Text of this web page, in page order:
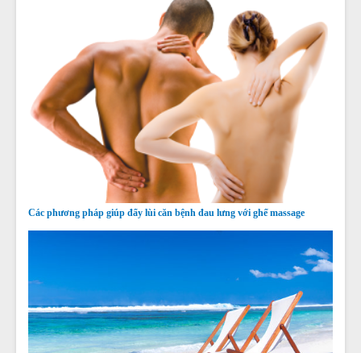
Các phương pháp giúp đẩy lùi căn bệnh đau lưng với ghế massage